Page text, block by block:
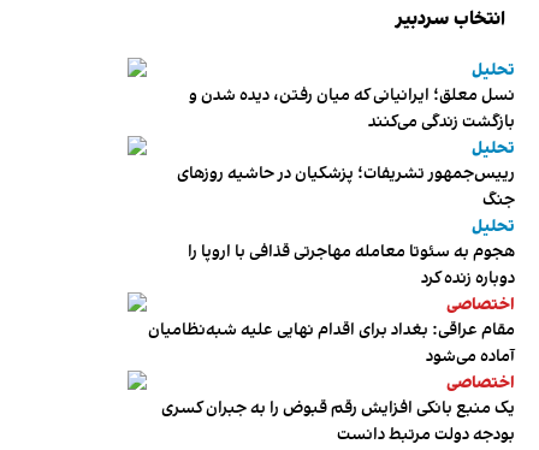
انتخاب سردبیر
تحلیل
نسل معلق؛ ایرانیانی که میان رفتن، دیده شدن و
بازگشت زندگی می‌کنند
تحلیل
رییس‌جمهور تشریفات؛ پزشکیان در حاشیه روزهای
جنگ
تحلیل
هجوم به سئوتا معامله مهاجرتی قذافی با اروپا را
دوباره زنده کرد
اختصاصی
مقام عراقی: بغداد برای اقدام نهایی علیه شبه‌نظامیان
آماده می‌شود
اختصاصی
یک منبع بانکی افزایش رقم قبوض را به جبران کسری
بودجه دولت مرتبط دانست